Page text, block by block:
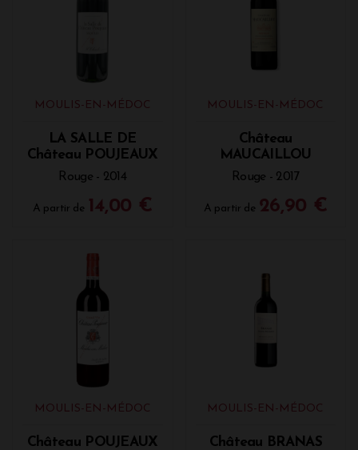
MOULIS-EN-MÉDOC
LA SALLE DE
Château POUJEAUX
Rouge - 2014
A partir de 14,00 €
MOULIS-EN-MÉDOC
Château
MAUCAILLOU
Rouge - 2017
A partir de 26,90 €
MOULIS-EN-MÉDOC
Château POUJEAUX
MOULIS-EN-MÉDOC
Château BRANAS